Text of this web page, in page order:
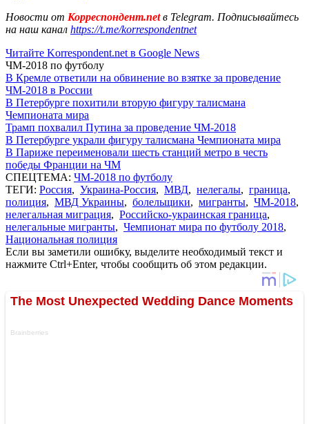
Новости от Корреспондент.netв Telegram. Подписывайтесь
на наш канал https://t.me/korrespondentnet
Читайте Korrespondent.net в Google News
ЧМ-2018 по футболу
В Кремле ответили на обвинение во взятке за проведение
ЧМ-2018 в России
В Петербурге похитили вторую фигуру талисмана
Чемпионата мира
Трамп похвалил Путина за проведение ЧМ-2018
В Петербурге украли фигуру талисмана Чемпионата мира
В Париже переименовали шесть станций метро в честь
победы Франции на ЧМ
СПЕЦТЕМА: ЧМ-2018 по футболу
ТЕГИ: Россия, Украина-Россия, МВД, нелегалы, граница,
полиция, МВД Украины, болельщики, мигранты, ЧМ-2018,
нелегальная миграция, Российско-украинская граница,
нелегальные мигранты, Чемпионат мира по футболу 2018,
Национальная полиция
Если вы заметили ошибку, выделите необходимый текст и
нажмите Ctrl+Enter, чтобы сообщить об этом редакции.